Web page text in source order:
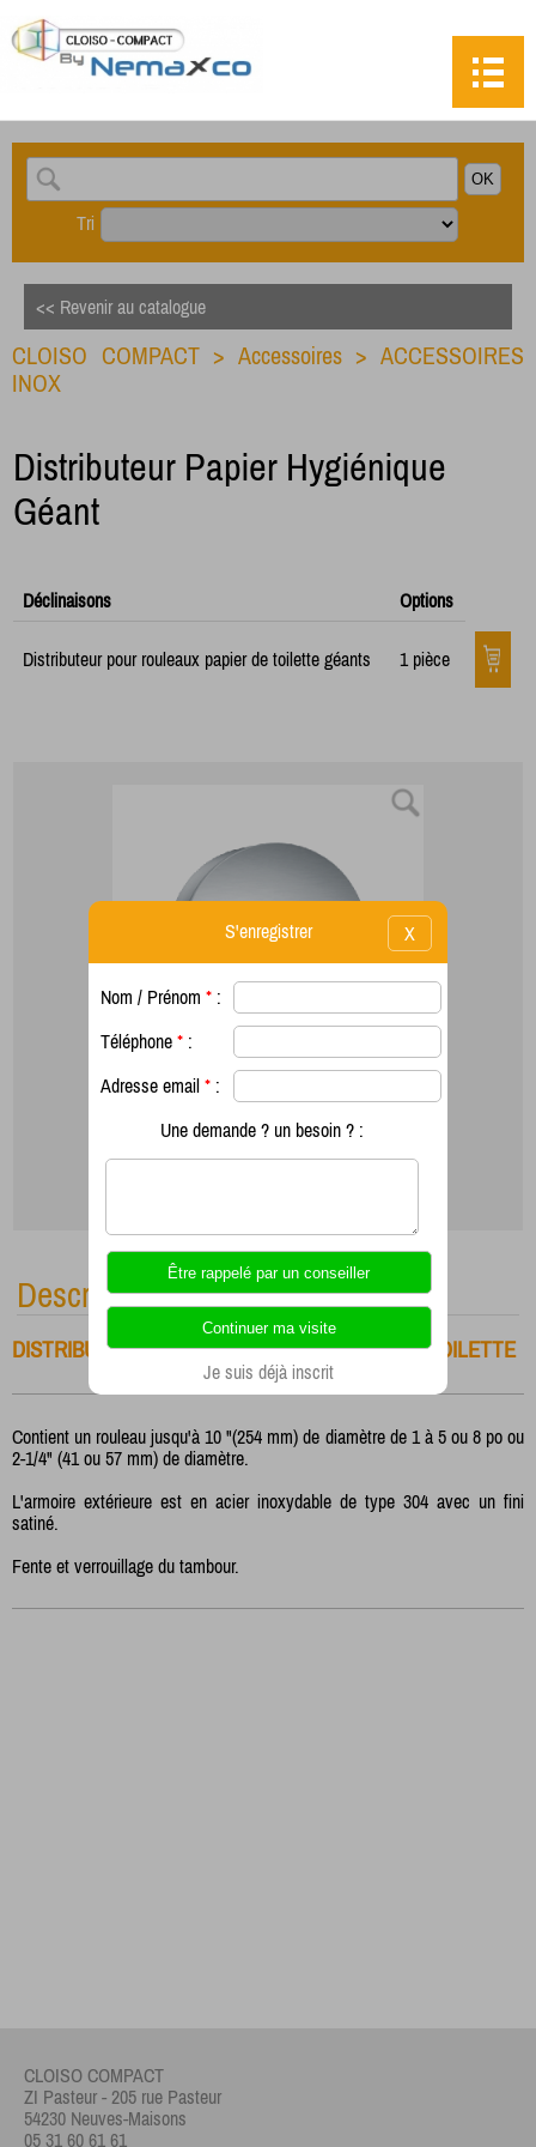
Tri
<< Revenir au catalogue
CLOISO COMPACT > Accessoires > ACCESSOIRES
INOX
Distributeur Papier Hygiénique
Géant
Déclinaisons Options
Distributeur pour rouleaux papier de toilette géants 1 pièce
Description
DISTRIBUTEUR JUMBO DE ROULEAUX PAPIER TOILETTE
Contient un rouleau jusqu'à 10 "(254 mm) de diamètre de 1 à 5 ou 8 po ou
2-1/4" (41 ou 57 mm) de diamètre.
L'armoire extérieure est en acier inoxydable de type 304 avec un fini
satiné.
Fente et verrouillage du tambour.
CLOISO COMPACT
ZI Pasteur - 205 rue Pasteur
54230 Neuves-Maisons
05 31 60 61 61
X
S'enregistrer
Nom / Prénom * :
Téléphone * :
Adresse email * :
Une demande ? un besoin ? :
Je suis déjà inscrit